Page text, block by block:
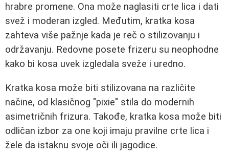
hrabre promene. Ona može naglasiti crte lica i dati
svež i moderan izgled. Međutim, kratka kosa
zahteva više pažnje kada je reč o stilizovanju i
održavanju. Redovne posete frizeru su neophodne
kako bi kosa uvek izgledala sveže i uredno.
Kratka kosa može biti stilizovana na različite
načine, od klasičnog "pixie" stila do modernih
asimetričnih frizura. Takođe, kratka kosa može biti
odličan izbor za one koji imaju pravilne crte lica i
žele da istaknu svoje oči ili jagodice.